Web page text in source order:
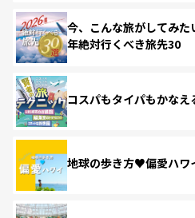
今、こんな旅がしてみ
年絶対行くべき旅先30
コスパもタイパもかな
地球の歩き方♥偏愛ハワ